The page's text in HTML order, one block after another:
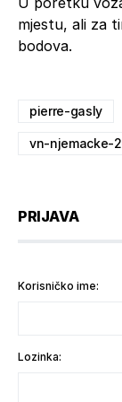
mjestu, ali za
bodova.
pierre-gasly
vn-njemacke-
PRIJAVA
Korisničko ime:
Lozinka: